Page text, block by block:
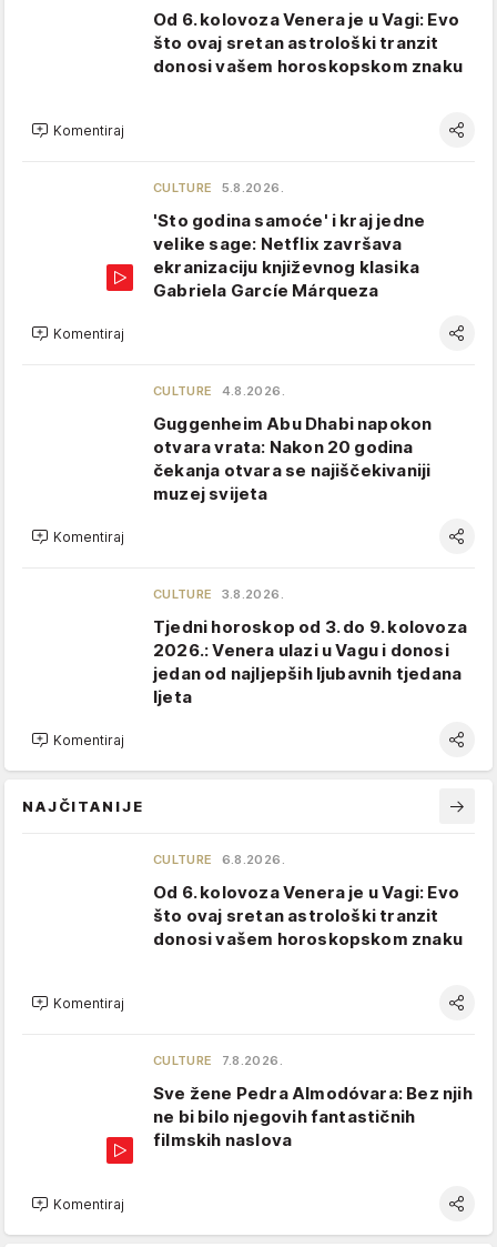
Od 6. kolovoza Venera je u Vagi: Evo
što ovaj sretan astrološki tranzit
donosi vašem horoskopskom znaku
Komentiraj
CULTURE 5.8.2026.
'Sto godina samoće' i kraj jedne
velike sage: Netflix završava
ekranizaciju književnog klasika
Gabriela Garcíe Márqueza
Komentiraj
CULTURE 4.8.2026.
Guggenheim Abu Dhabi napokon
otvara vrata: Nakon 20 godina
čekanja otvara se najiščekivaniji
muzej svijeta
Komentiraj
CULTURE 3.8.2026.
Tjedni horoskop od 3. do 9. kolovoza
2026.: Venera ulazi u Vagu i donosi
jedan od najljepših ljubavnih tjedana
ljeta
Komentiraj
NAJČITANIJE
CULTURE 6.8.2026.
Od 6. kolovoza Venera je u Vagi: Evo
što ovaj sretan astrološki tranzit
donosi vašem horoskopskom znaku
Komentiraj
CULTURE 7.8.2026.
Sve žene Pedra Almodóvara: Bez njih
ne bi bilo njegovih fantastičnih
filmskih naslova
Komentiraj